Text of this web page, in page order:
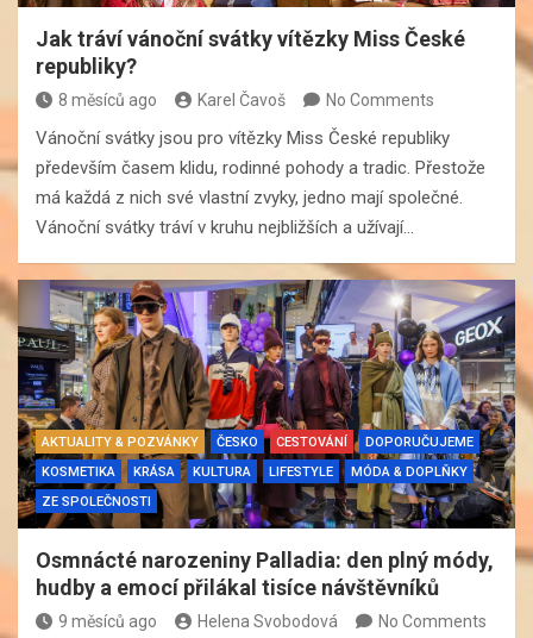
Jak tráví vánoční svátky vítězky Miss České
republiky?
8 měsíců ago Karel Čavoš No Comments
Vánoční svátky jsou pro vítězky Miss České republiky
především časem klidu, rodinné pohody a tradic. Přestože
má každá z nich své vlastní zvyky, jedno mají společné.
Vánoční svátky tráví v kruhu nejbližších a užívají…
AKTUALITY & POZVÁNKY ČESKO CESTOVÁNÍ
DOPORUČUJEME
KOSMETIKA
KRÁSA KULTURA LIFESTYLE
MÓDA & DOPLŇKY
ZE SPOLEČNOSTI
Osmnácté narozeniny Palladia: den plný módy,
hudby a emocí přilákal tisíce návštěvníků
9 měsíců ago Helena Svobodová No Comments